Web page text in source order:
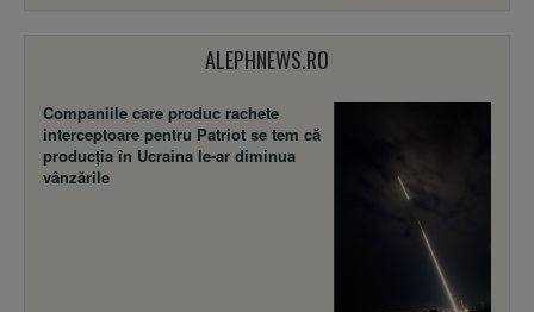
ALEPHNEWS.RO
Companiile care produc rachete
interceptoare pentru Patriot se tem că
producția în Ucraina le-ar diminua
vânzările